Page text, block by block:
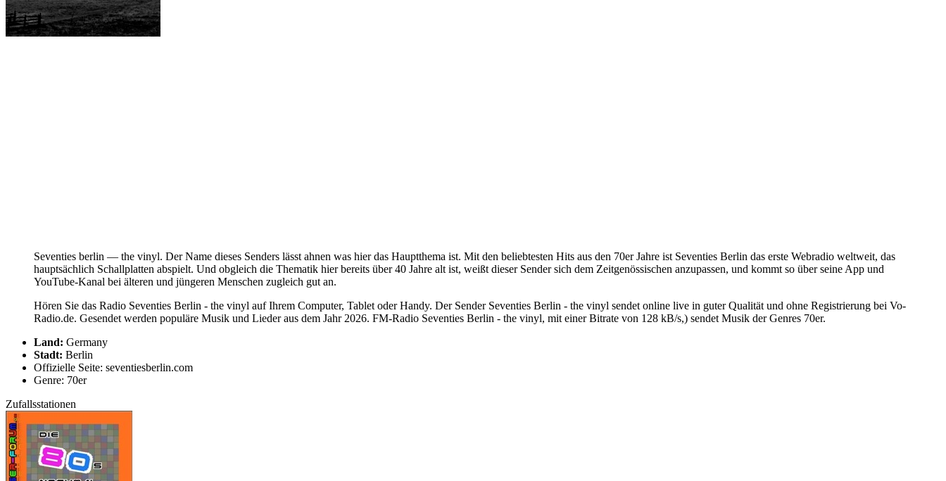
Seventies berlin — the vinyl. Der Name dieses Senders lässt ahnen was hier das Hauptthema ist. Mit den beliebtesten Hits aus den 70er Jahre ist Seventies Berlin das erste Webradio weltweit, das
hauptsächlich Schallplatten abspielt. Und obgleich die Thematik hier bereits über 40 Jahre alt ist, weißt dieser Sender sich dem Zeitgenössischen anzupassen, und kommt so über seine App und
YouTube-Kanal bei älteren und jüngeren Menschen zugleich gut an.
Hören Sie das Radio Seventies Berlin - the vinyl auf Ihrem Computer, Tablet oder Handy. Der Sender Seventies Berlin - the vinyl sendet online live in guter Qualität und ohne Registrierung bei Vo-
Radio.de. Gesendet werden populäre Musik und Lieder aus dem Jahr 2026. FM-Radio Seventies Berlin - the vinyl, mit einer Bitrate von 128 kB/s,) sendet Musik der Genres 70er.
Land: Germany
Stadt: Berlin
Offizielle Seite: seventiesberlin.com
Genre: 70er
Zufallsstationen